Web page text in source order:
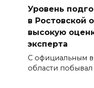
Уровень
в Ростовской
высокую
эксперта
С официальным
области побывал